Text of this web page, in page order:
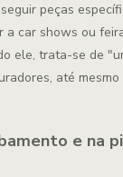
peças
a car shows ou
ele, trata-se de
até
e na